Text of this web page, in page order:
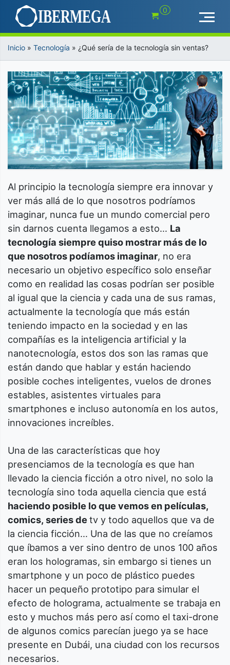
contenido
0
Inicio » Tecnología » ¿Qué sería de la tecnología sin ventas?
Al principio la tecnología siempre era innovar y
ver más allá de lo que nosotros podríamos
imaginar, nunca fue un mundo comercial pero
sin darnos cuenta llegamos a esto… La
tecnología siempre quiso mostrar más de lo
que nosotros podíamos imaginar, no era
necesario un objetivo específico solo enseñar
como en realidad las cosas podrían ser posible
al igual que la ciencia y cada una de sus ramas,
actualmente la tecnología que más están
teniendo impacto en la sociedad y en las
compañías es la inteligencia artificial y la
nanotecnología, estos dos son las ramas que
están dando que hablar y están haciendo
posible coches inteligentes, vuelos de drones
estables, asistentes virtuales para
smartphones e incluso autonomía en los autos,
innovaciones increíbles.
Una de las características que hoy
presenciamos de la tecnología es que han
llevado la ciencia ficción a otro nivel, no solo la
tecnología sino toda aquella ciencia que está
haciendo posible lo que vemos en películas,
comics, series detv y todo aquellos que va de
la ciencia ficción… Una de las que no creíamos
que íbamos a ver sino dentro de unos 100 años
eran los hologramas, sin embargo si tienes un
smartphone y un poco de plástico puedes
hacer un pequeño prototipo para simular el
efecto de holograma, actualmente se trabaja en
esto y muchos más pero así como el taxi-drone
de algunos comics parecían juego ya se hace
presente en Dubái, una ciudad con los recursos
necesarios.